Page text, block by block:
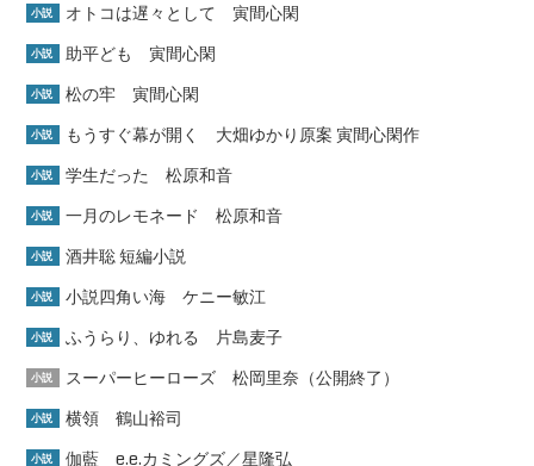
小説 オトコは遅々として 寅間心閑
小説 助平ども 寅間心閑
小説 松の牢 寅間心閑
小説 もうすぐ幕が開く 大畑ゆかり原案 寅間心閑作
小説 学生だった 松原和音
小説 一月のレモネード 松原和音
小説 酒井聡 短編小説
小説 小説四角い海 ケニー敏江
小説 ふうらり、ゆれる 片島麦子
小説 スーパーヒーローズ 松岡里奈（公開終了）
小説 横領 鶴山裕司
小説 伽藍 e.e.カミングズ／星隆弘